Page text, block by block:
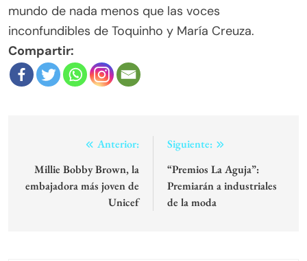
mundo de nada menos que las voces
inconfundibles de Toquinho y María Creuza.
Compartir:
Navegación
de
entradas
Anterior:
Millie Bobby Brown, la
embajadora más joven de
Unicef
Siguiente:
“Premios La Aguja”:
Premiarán a industriales
de la moda